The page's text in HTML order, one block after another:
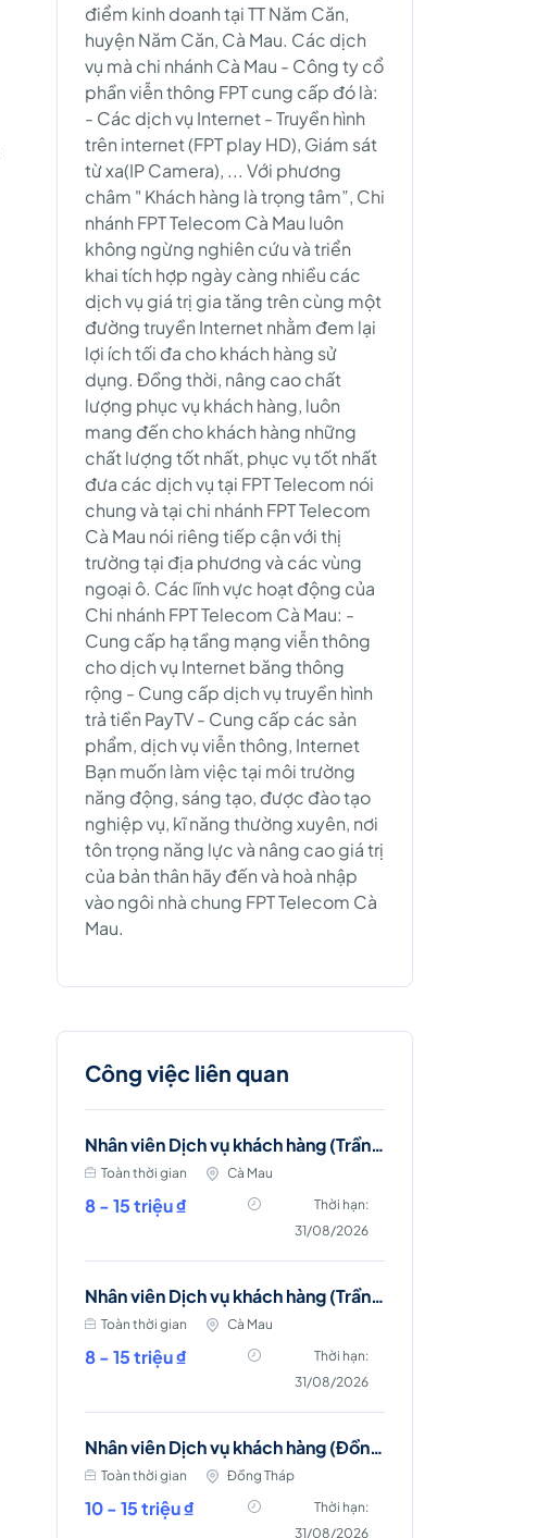
điểm kinh doanh tại TT Năm Căn,
huyện Năm Căn, Cà Mau. Các dịch
vụ mà chi nhánh Cà Mau - Công ty cổ
phần viễn thông FPT cung cấp đó là:
- Các dịch vụ Internet - Truyền hình
trên internet (FPT play HD), Giám sát
từ xa(IP Camera), ... Với phương
châm " Khách hàng là trọng tâm”, Chi
nhánh FPT Telecom Cà Mau luôn
không ngừng nghiên cứu và triển
khai tích hợp ngày càng nhiều các
dịch vụ giá trị gia tăng trên cùng một
đường truyền Internet nhằm đem lại
lợi ích tối đa cho khách hàng sử
dụng. Đồng thời, nâng cao chất
lượng phục vụ khách hàng, luôn
mang đến cho khách hàng những
chất lượng tốt nhất, phục vụ tốt nhất
đưa các dịch vụ tại FPT Telecom nói
chung và tại chi nhánh FPT Telecom
Cà Mau nói riêng tiếp cận với thị
trường tại địa phương và các vùng
ngoại ô. Các lĩnh vực hoạt động của
Chi nhánh FPT Telecom Cà Mau: -
Cung cấp hạ tầng mạng viễn thông
cho dịch vụ Internet băng thông
rộng - Cung cấp dịch vụ truyền hình
trả tiền PayTV - Cung cấp các sản
phẩm, dịch vụ viễn thông, Internet
Bạn muốn làm việc tại môi trường
năng động, sáng tạo, được đào tạo
nghiệp vụ, kĩ năng thường xuyên, nơi
tôn trọng năng lực và nâng cao giá trị
của bản thân hãy đến và hoà nhập
vào ngôi nhà chung FPT Telecom Cà
Mau.
Công việc liên quan
Nhân viên Dịch vụ khách hàng (Trần Văn Thời)
Toàn thời gian Cà Mau
8 - 15 triệu ₫
Thời hạn:
31/08/2026
Nhân viên Dịch vụ khách hàng (Trần Văn Thời)
Toàn thời gian Cà Mau
8 - 15 triệu ₫
Thời hạn:
31/08/2026
Nhân viên Dịch vụ khách hàng (Đồng Tháp)
Toàn thời gian Đồng Tháp
10 - 15 triệu ₫
Thời hạn:
31/08/2026